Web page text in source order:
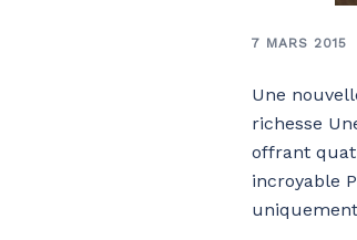
7 MARS 2015
Une
richesse
offrant
incroyable